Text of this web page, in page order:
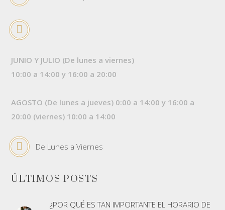
JUNIO Y JULIO (De lunes a viernes)
10:00 a 14:00 y 16:00 a 20:00
AGOSTO (De lunes a jueves) 0:00 a 14:00 y 16:00 a
20:00 (viernes) 10:00 a 14:00
De Lunes a Viernes
ÚLTIMOS POSTS
¿POR QUÉ ES TAN IMPORTANTE EL HORARIO DE